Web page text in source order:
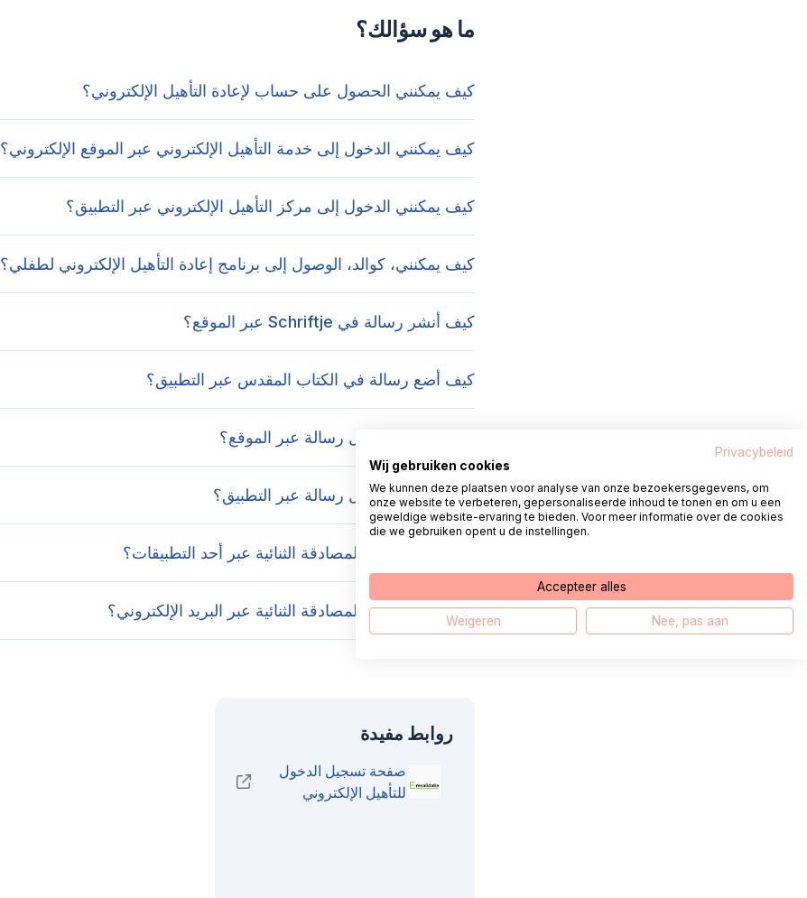
ما هو سؤالك؟
كيف يمكنني الحصول على حساب لإعادة التأهيل الإلكتروني؟
كيف يمكنني الدخول إلى خدمة التأهيل الإلكتروني عبر الموقع الإلكتروني؟
كيف يمكنني الدخول إلى مركز التأهيل الإلكتروني عبر التطبيق؟
كيف يمكنني، كوالد، الوصول إلى برنامج إعادة التأهيل الإلكتروني لطفلي؟
كيف أنشر رسالة في Schriftje عبر الموقع؟
كيف أضع رسالة في الكتاب المقدس عبر التطبيق؟
كيف يمكنني إرسال رسالة عبر الموقع؟
كيف يمكنني إرسال رسالة عبر التطبيق؟
كيف أقوم بإعداد المصادقة الثنائية عبر أحد التطبيقات؟
كيف أقوم بإعداد المصادقة الثنائية عبر البريد الإلكتروني؟
روابط مفيدة
صفحة تسجيل الدخول
للتأهيل الإلكتروني
(opens in new window)
Privacybeleid
Wij gebruiken cookies
We kunnen deze plaatsen voor analyse van onze bezoekersgegevens, om
onze website te verbeteren, gepersonaliseerde inhoud te tonen en om u een
geweldige website-ervaring te bieden. Voor meer informatie over de cookies
die we gebruiken opent u de instellingen.
Accepteer alles
Weigeren Nee, pas aan